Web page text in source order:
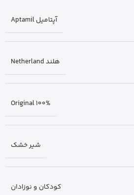
آپتامیل Aptamil
هلند Netherland
Original 100%
شیر خشک
کودکان و نوزادان